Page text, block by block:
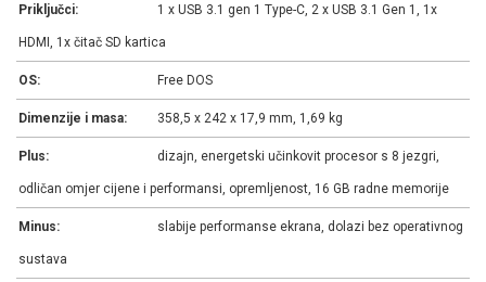
Priključci: 1 x USB 3.1 gen 1 Type-C, 2 x USB 3.1 Gen 1, 1x
HDMI, 1x čitač SD kartica
OS: Free DOS
Dimenzije i masa: 358,5 x 242 x 17,9 mm, 1,69 kg
Plus: dizajn, energetski učinkovit procesor s 8 jezgri,
odličan omjer cijene i performansi, opremljenost, 16 GB radne memorije
Minus: slabije performanse ekrana, dolazi bez operativnog
sustava